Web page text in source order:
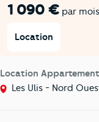
1 090 € par mois
Location
Location Appartement
Les Ulis - Nord